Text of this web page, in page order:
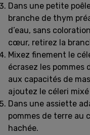
Dans une petite
branche de thym
d’eau, sans
cœur, retirez la
Mixez finement le
écrasez les
aux capacités de
ajoutez le céleri
Dans une assiette
pommes de terre au
hachée.